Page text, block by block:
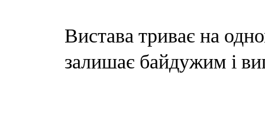
Вистава триває на
залишає байдужим і